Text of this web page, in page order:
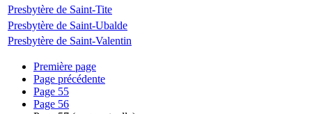
Presbytère de Saint-Tite
Presbytère de Saint-Ubalde
Presbytère de Saint-Valentin
Première page
Page précédente
Page 55
Page 56